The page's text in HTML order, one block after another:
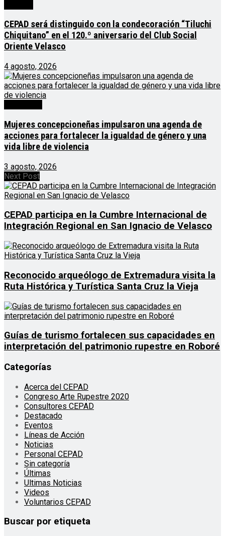
CEPAD será distinguido con la condecoración “Tiluchi
Chiquitano” en el 120.º aniversario del Club Social
Oriente Velasco
4 agosto, 2026
Mujeres concepcioneñas impulsaron una agenda de
acciones para fortalecer la igualdad de género y una
vida libre de violencia
3 agosto, 2026
Next Post
CEPAD participa en la Cumbre Internacional de
Integración Regional en San Ignacio de Velasco
Reconocido arqueólogo de Extremadura visita la
Ruta Histórica y Turística Santa Cruz la Vieja
Guías de turismo fortalecen sus capacidades en
interpretación del patrimonio rupestre en Roboré
Categorías
Acerca del CEPAD
Congreso Arte Rupestre 2020
Consultores CEPAD
Destacado
Eventos
Líneas de Acción
Noticias
Personal CEPAD
Sin categoría
Últimas
Ultimas Noticias
Videos
Voluntarios CEPAD
Buscar por etiqueta